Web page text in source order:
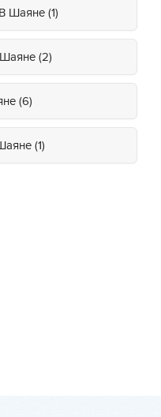
Шаяне (1)
(2)
(6)
(1)